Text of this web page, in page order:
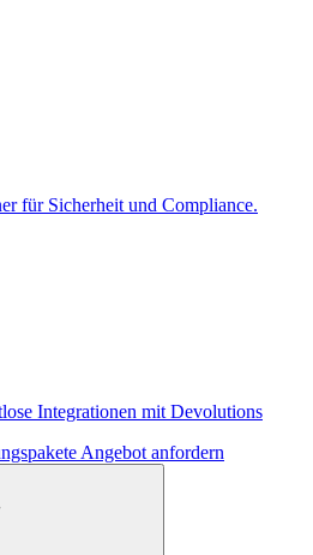
für Sicherheit und Compliance.
Integrationen mit Devolutions
Angebot anfordern